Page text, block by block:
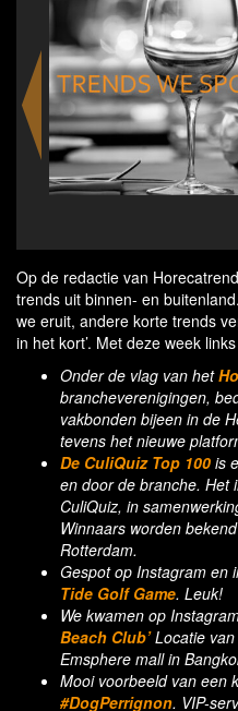
Op de redactie van
trends uit binnen- en
we eruit, andere korte trends
in het kort’. Met deze week
Onder de vlag van het
brancheverenigingen,
vakbonden bijeen in de
tevens het nieuwe
De CuliQuiz Top 100 is
en door de branche. Het
CuliQuiz, in
Winnaars worden
Rotterdam.
Gespot op Instagram en
Tide Golf Game. Leuk!
We kwamen op
Beach Club’ Locatie
Emsphere mall in
Mooi voorbeeld van een
#DogPerrignon. VIP-